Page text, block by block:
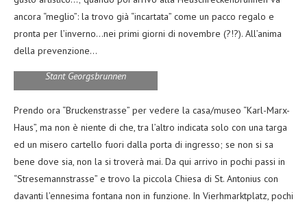
ancora “meglio”: la trovo già “incartata” come un pacco regalo e
pronta per l’inverno…nei primi giorni di novembre (?!?). All’anima
della prevenzione…
Stant Georgsbrunnen
Prendo ora “Bruckenstrasse” per vedere la casa/museo “Karl-Marx-
Haus”, ma non è niente di che, tra l’altro indicata solo con una targa
ed un misero cartello fuori dalla porta di ingresso; se non si sa
bene dove sia, non la si troverà mai. Da qui arrivo in pochi passi in
“Stresemannstrasse” e trovo la piccola Chiesa di St. Antonius con
davanti l’ennesima fontana non in funzione. In Vierhmarktplatz, pochi